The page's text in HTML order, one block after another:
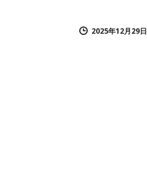
2025年12月29日